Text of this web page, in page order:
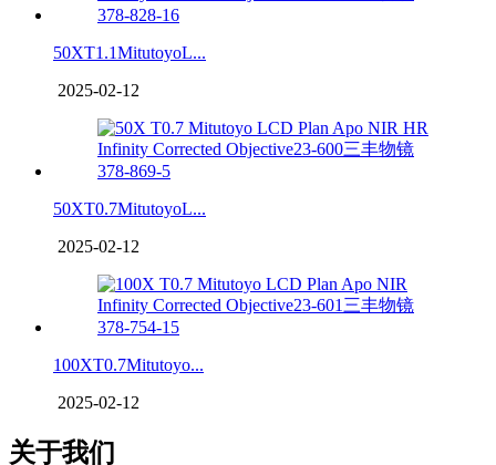
50XT1.1MitutoyoL...
2025-02-12
50XT0.7MitutoyoL...
2025-02-12
100XT0.7Mitutoyo...
2025-02-12
关于我们